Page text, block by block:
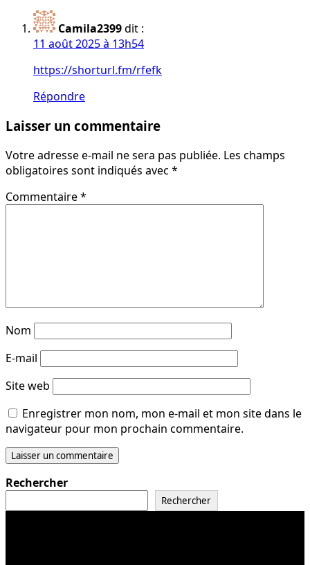
Camila2399dit :
11 août 2025 à 13h54
https://shorturl.fm/rfefk
Répondre
Laisser un commentaire
Votre adresse e-mail ne sera pas publiée. Les champs
obligatoires sont indiqués avec *
Commentaire*
Nom
E-mail
Site web
Enregistrer mon nom, mon e-mail et mon site dans le
navigateur pour mon prochain commentaire.
Rechercher
Rechercher